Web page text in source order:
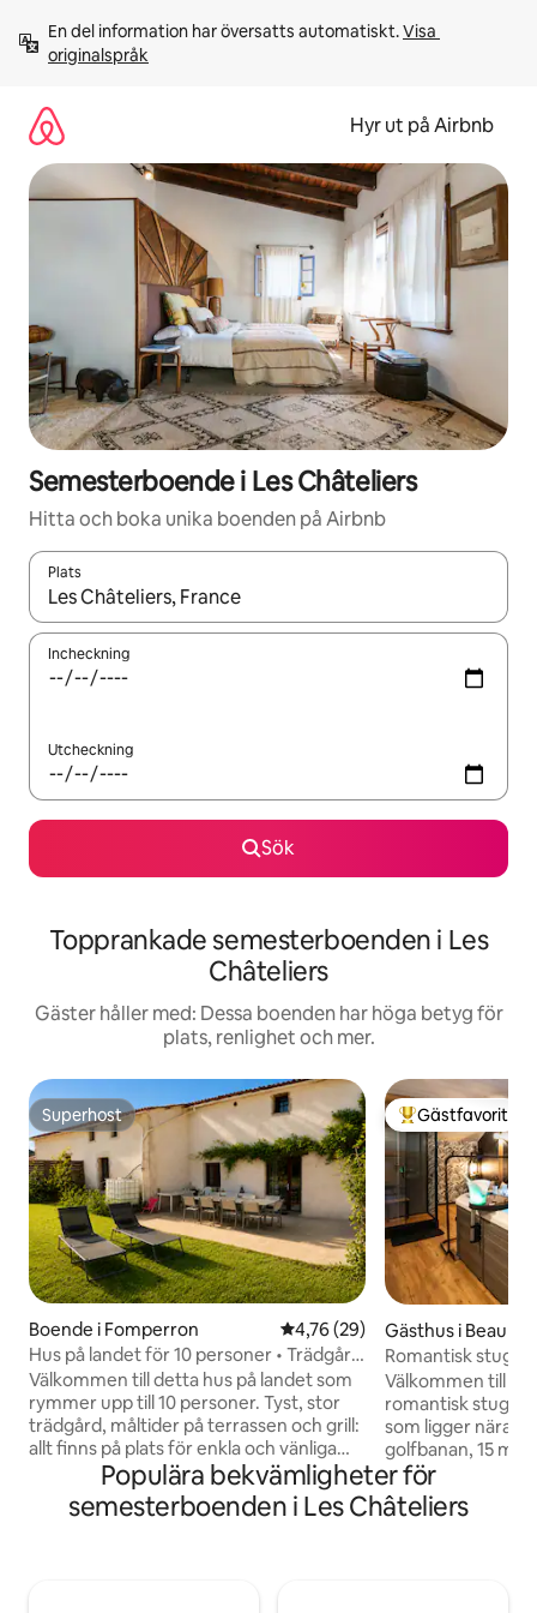
innehåll
En del information har översatts automatiskt. Visa
originalspråk
Hyr ut på Airbnb
Semesterboende i Les Châteliers
Hitta och boka unika boenden på Airbnb
Plats
När resultaten är tillgängliga kan du navigera med upp- och
Incheckning
Utcheckning
Sök
Topprankade semesterboenden i Les
Châteliers
Gäster håller med: Dessa boenden har höga betyg för
plats, renlighet och mer.
Superhost
Superhost
Boende i Fomperron 4,76 av 5 i genomsnittligt
4,76 (29)
Hus på landet för 10 personer • Trädgård
och lugn
Välkommen till detta hus på landet som
rymmer upp till 10 personer. Tyst, stor
trädgård, måltider på terrassen och grill:
allt finns på plats för enkla och vänliga
stunder med familj eller vänner, omgivet
av naturen, lokala produkter och
fantastiska turistattraktioner.
Populär
Gästfavorit
Gästhus i
Cyr
Romantisk stuga
Futuroscope 15
Välkommen till
romantisk stuga
som ligger nära
golfbanan, 15
Privat jacuzzi,
Netflix, Prime...:
välbefinnande
Populära bekvämligheter för
semesterboenden i Les Châteliers